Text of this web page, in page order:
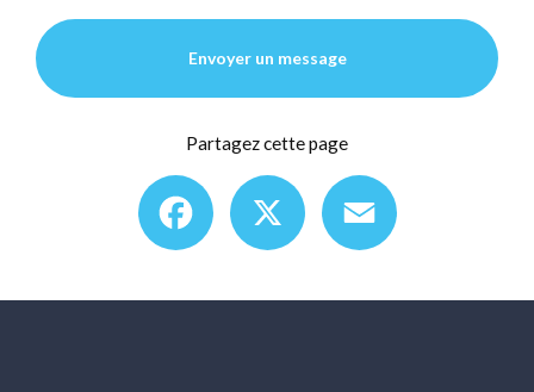
Envoyer un message
Partagez cette page
Facebook